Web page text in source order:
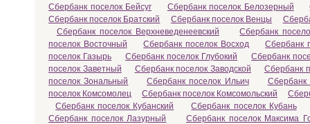
Сбербанк поселок Бейсуг
Сбербанк поселок Белозерный
Сбербанк поселок Братский
Сбербанк поселок Венцы
Сбербанк поселок Верхневеденеевский
Сбербанк
поселок Восточный
Сбербанк поселок Восход
Сбербанк
поселок Газырь
Сбербанк поселок Глубокий
Сбербанк
поселок Заветный
Сбербанк поселок Заводской
Сбербанк
поселок Зональный
Сбербанк поселок Ильич
Сбербанк
поселок Комсомолец
Сбербанк поселок Комсомольский
Сбербанк поселок Кубанский
Сбербанк поселок Кубань
Сбербанк поселок Лазурный
Сбербанк поселок Максима